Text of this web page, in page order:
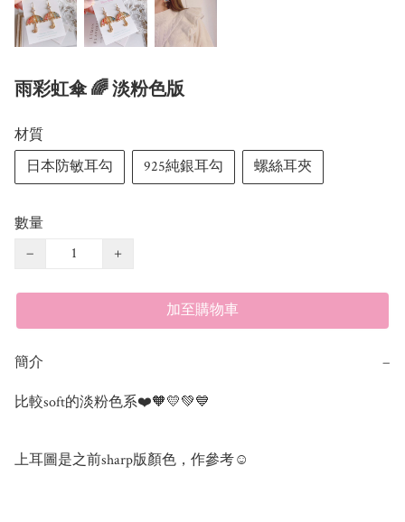
雨彩虹傘 🌈 淡粉色版
材質
日本防敏耳勾
925純銀耳勾 螺絲耳夾
數量
−
+
加至購物車
簡介 −
比較soft的淡粉色系❤️🧡💛💚💙
上耳圖是之前sharp版顏色，作參考☺️